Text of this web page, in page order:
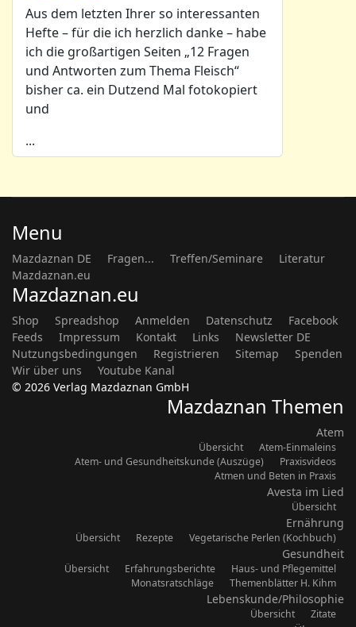
Aus dem letzten Ihrer so interessanten
Hefte – für die ich herzlich danke – habe
ich die großartigen Seiten „12 Fragen
und Antworten zum Thema Fleisch“
bisher ca. ein Dutzend Mal fotokopiert
und
...
Menu
Mazdaznan DE Fragen... Treffen/Seminare
Literatur
Mazdaznan.eu
Mazdaznan.eu
Shop Spreadshop Anmelden Datenschutz
Facebook
Feeds
Impressum Kontakt Links
Newsletter DE
Nutzungsbedingungen
Registrieren Sitemap
Spenden
Wir über uns
Youtube Kanal
© 2026 Verlag Mazdaznan GmbH
Mazdaznan Themen
Atem
Übersicht
Atem-Einmaleins
Atem- und Gesundheitskunde (Auszüge)
Praxisvideos
Atmen und Beten in Praxis
Avesta im Lied
Übersicht
Ernährung
Übersicht Rezepte Vegetarische Perlen (Kochbuch)
Gesundheit
Übersicht Erfahrungsberichte
Haus- und Pflegemittel
Monatsratschläge
Themenblätter H. Kihm
Lebenskunde/Philosophie
Übersicht Zitate